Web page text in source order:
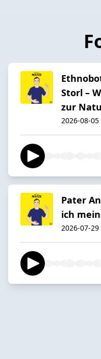
Storl –
zur
2026-08-05
Pater
ich
2026-07-29